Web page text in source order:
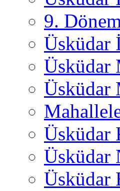
9.
Üsküdar
Üsküdar
Üsküdar
Üsküdar
Üsküdar
Üsküdar